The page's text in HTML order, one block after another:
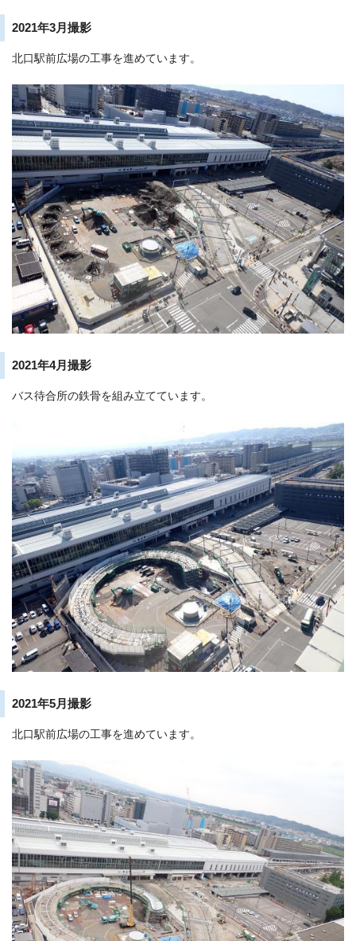
2021年3月撮影
北口駅前広場の工事を進めています。
2021年4月撮影
バス待合所の鉄骨を組み立てています。
2021年5月撮影
北口駅前広場の工事を進めています。